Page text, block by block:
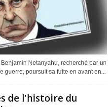
Netanyahu, recherché par un
guerre, poursuit sa fuite en avant en...
de l’histoire du